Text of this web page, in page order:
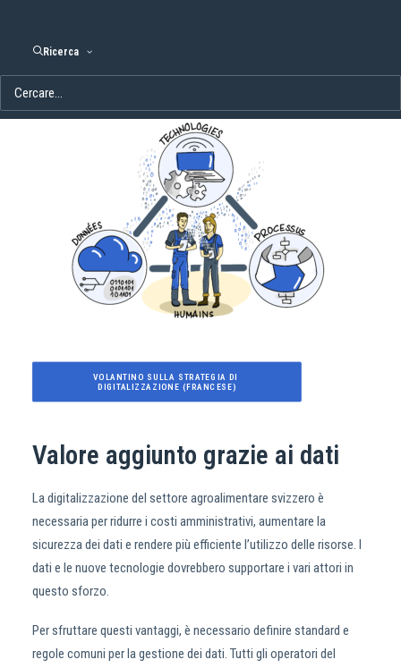
Ricerca
Valore aggiunto grazie ai dati
La digitalizzazione del settore agroalimentare svizzero è
necessaria per ridurre i costi amministrativi, aumentare la
sicurezza dei dati e rendere più efficiente l’utilizzo delle risorse. I
dati e le nuove tecnologie dovrebbero supportare i vari attori in
questo sforzo.
Per sfruttare questi vantaggi, è necessario definire standard e
regole comuni per la gestione dei dati. Tutti gli operatori del
VOLANTINO SULLA STRATEGIA DI
DIGITALIZZAZIONE (FRANCESE)